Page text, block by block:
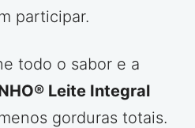
participar.
todo o sabor e a
Leite Integral
gorduras totais.